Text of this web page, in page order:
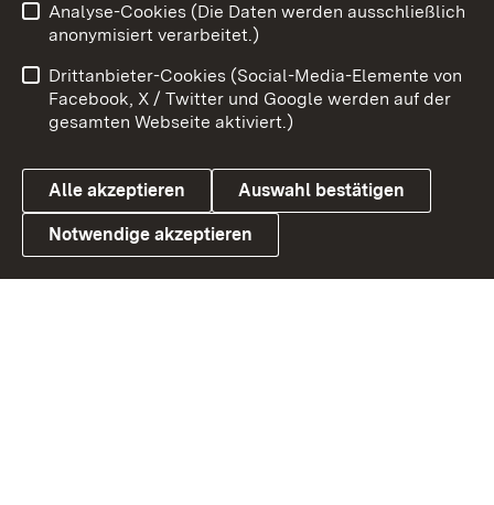
Link zum Landesportal
Benutzungshinweise
Barrierefreiheit
Datenschutz
Cookies
Analyse-Cookies (Die Daten werden ausschließlich
anonymisiert verarbeitet.)
Drittanbieter-Cookies (Social-Media-Elemente von
Facebook, X / Twitter und Google werden auf der
gesamten Webseite aktiviert.)
Alle akzeptieren Auswahl bestätigen
Notwendige akzeptieren